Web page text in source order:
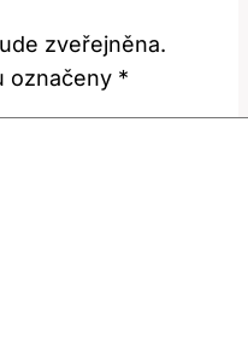
zveřejněna.
označeny *